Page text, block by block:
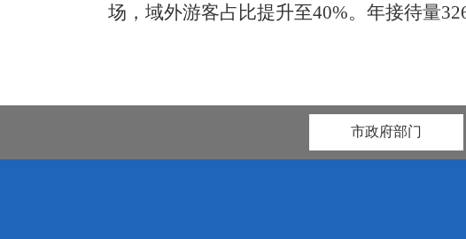
场，域外游客占比提升至40%。年接待量
市政府部门